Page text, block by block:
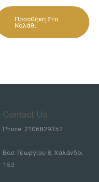
Προσθήκη Στο
Καλάθι
Contact Us
Phone: 2106829352
Βασ. Γεωργίου 8, Χαλάνδρι
152